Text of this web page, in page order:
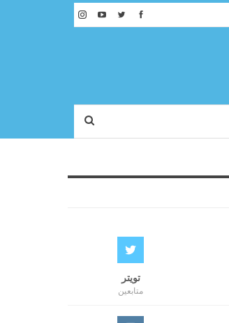
تويتر
متابعين